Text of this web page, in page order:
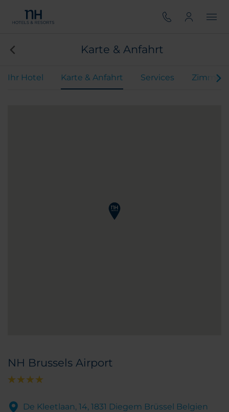
Karte & Anfahrt
Ihr Hotel Karte & Anfahrt Services Zimmer
NH Brussels Airport
De Kleetlaan, 14, 1831 Diegem Brüssel Belgien